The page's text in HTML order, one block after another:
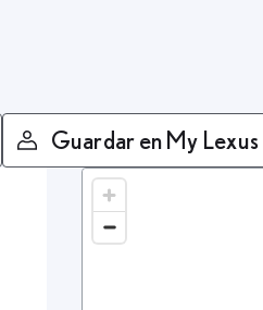
Guardar en My Lexus